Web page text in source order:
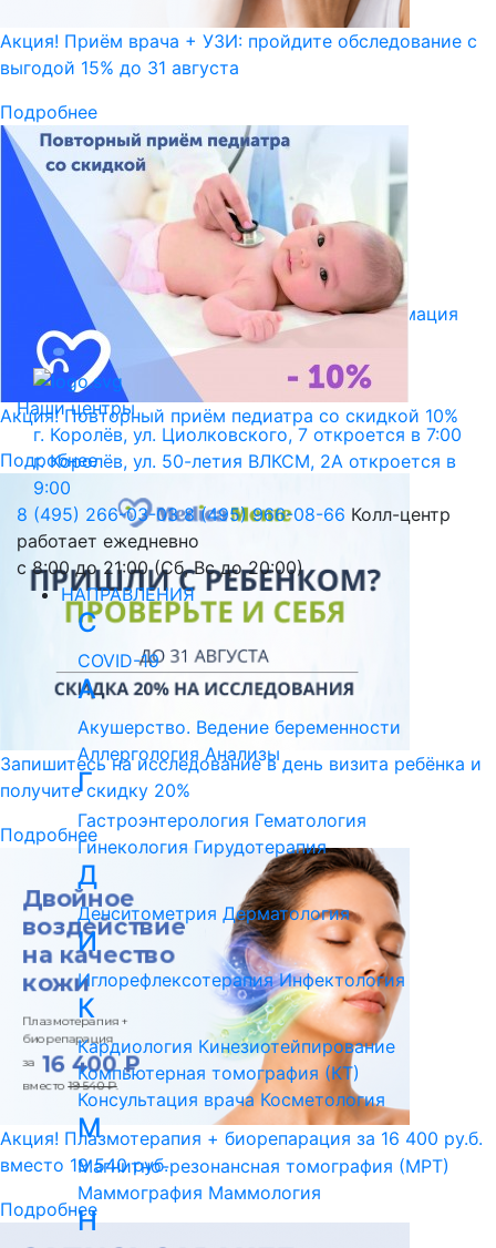
Акция! Приём врача + УЗИ: пройдите обследование с
выгодой 15% до 31 августа
Подробнее
Акция! Повторный приём педиатра со скидкой 10%
Подробнее
Запишитесь на исследование в день визита ребёнка и
получите скидку 20%
Подробнее
Акция! Плазмотерапия + биорепарация за 16 400 ру.б.
вместо 19 540 руб.
Подробнее
Библиотека пациента
Правовая информация
Версия для слабовидящих
Наши центры
г. Королёв, ул. Циолковского, 7 откроется в 7:00
г. Королёв, ул. 50-летия ВЛКСМ, 2А откроется в
9:00
8 (495) 266-03-03 8 (495) 966-08-66 Колл-центр
работает ежедневно
с 8:00 до 21:00 (Сб, Вс до 20:00)
НАПРАВЛЕНИЯ
C
COVID-19
А
Акушерство. Ведение беременности
Аллергология Анализы
Г
Гастроэнтерология Гематология
Гинекология Гирудотерапия
Д
Денситометрия Дерматология
И
Иглорефлексотерапия Инфектология
К
Кардиология Кинезиотейпирование
Компьютерная томография (КТ)
Консультация врача Косметология
М
Магнитно-резонансная томография (МРТ)
Маммография Маммология
Н